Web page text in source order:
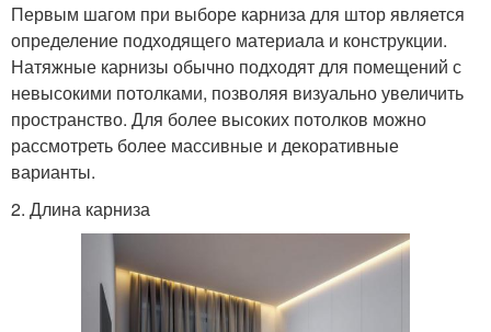
Первым шагом при выборе карниза для штор является
определение подходящего материала и конструкции.
Натяжные карнизы обычно подходят для помещений с
невысокими потолками, позволяя визуально увеличить
пространство. Для более высоких потолков можно
рассмотреть более массивные и декоративные
варианты.
2. Длина карниза